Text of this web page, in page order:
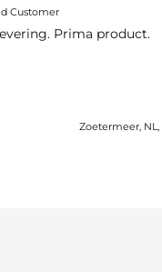
Customer
Prima product.
Zoetermeer,